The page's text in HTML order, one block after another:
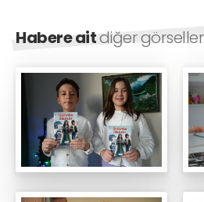
Habere aitdiğer görseller